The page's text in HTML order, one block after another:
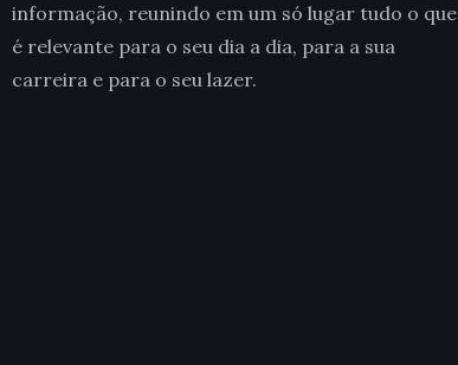
informação, reunindo em um só lugar tudo o que
é relevante para o seu dia a dia, para a sua
carreira e para o seu lazer.